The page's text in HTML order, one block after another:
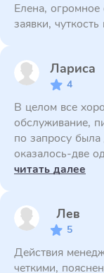
Елена,
заявки,
Лариса
4
В целом все
обслуживание,
по запросу была
оказалось-две
читать далее
Лев
5
Действия
четкими,